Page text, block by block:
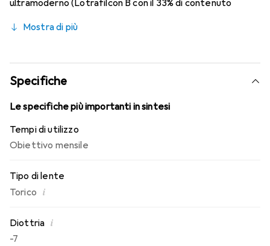
ultramoderno (Lotrafilcon B con il 33% di contenuto
Moisture Matrix e la nota tecnologia SmartShield,
conosci. Comfort e assenza di fastidi per tutto il giorno
con queste lenti mensili.
Mostra di più
Specifiche
Le specifiche più importanti in sintesi
Tempi di utilizzo
Obiettivo mensile
Tipo di lente
Torico i
Diottria i
-7